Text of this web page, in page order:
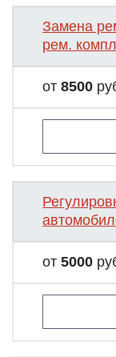
Замена
рем.
от 8500
от 5000